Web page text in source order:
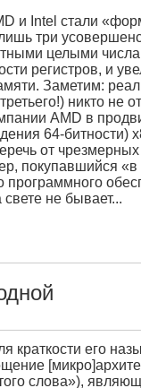
и Intel стали
три
целыми
регистров, и
Заметим:
никто не
AMD в
64-битности)
от
покупавшийся
программного
не бывает...
краткости его
слова»),